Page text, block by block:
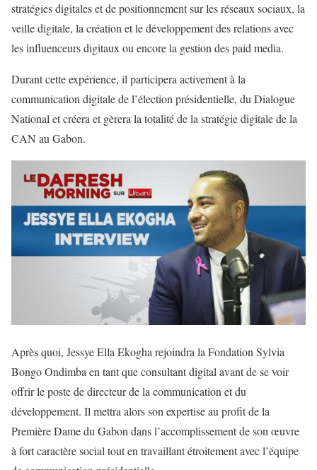
stratégies digitales et de positionnement sur les réseaux sociaux, la
veille digitale, la création et le développement des relations avec
les influenceurs digitaux ou encore la gestion des paid media.
Durant cette expérience, il participera activement à la
communication digitale de l’élection présidentielle, du Dialogue
National et créera et gèrera la totalité de la stratégie digitale de la
CAN au Gabon.
Après quoi, Jessye Ella Ekogha rejoindra la Fondation Sylvia
Bongo Ondimba en tant que consultant digital avant de se voir
offrir le poste de directeur de la communication et du
développement. Il mettra alors son expertise au profit de la
Première Dame du Gabon dans l’accomplissement de son œuvre
à fort caractère social tout en travaillant étroitement avec l’équipe